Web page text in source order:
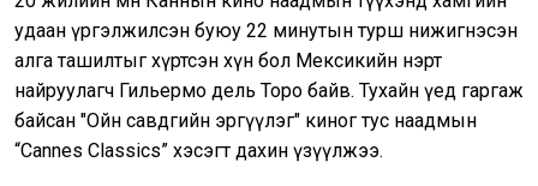
удаан үргэлжилсэн буюу 22 минутын турш нижигнэсэн
алга ташилтыг хүртсэн хүн бол Мексикийн нэрт
найруулагч Гильермо дель Торо байв. Тухайн үед гаргаж
байсан "Ойн савдгийн эргүүлэг" киног тус наадмын
“Cannes Classics” хэсэгт дахин үзүүлжээ.